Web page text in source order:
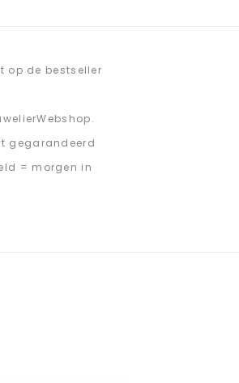
op de bestseller
gegarandeerd
= morgen in